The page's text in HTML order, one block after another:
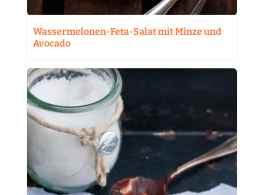
Wassermelonen-Feta-Salat mit Minze und
Avocado